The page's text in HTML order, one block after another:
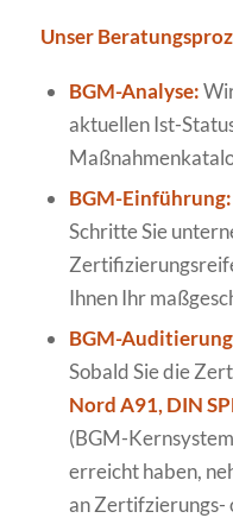
Unser
BGM-Analyse:
aktuellen Ist-
BGM-Einführung:
Schritte Sie
Ihnen Ihr
BGM-
Sobald Sie die
Nord A91, DIN
(BGM-
erreicht haben,
an Zertifzierungs-